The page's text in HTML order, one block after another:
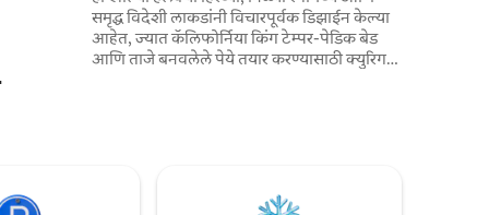
समृद्ध विदेशी लाकडांनी विचारपूर्वक डिझाईन केल्या
आहेत, ज्यात कॅलिफोर्निया किंग टेम्पर-पेडिक बेड
आणि ताजे बनवलेले पेये तयार करण्यासाठी क्युरिग
ज्यामुळे विश्रांतीसाठी एक आदर्श वातावरण तयार